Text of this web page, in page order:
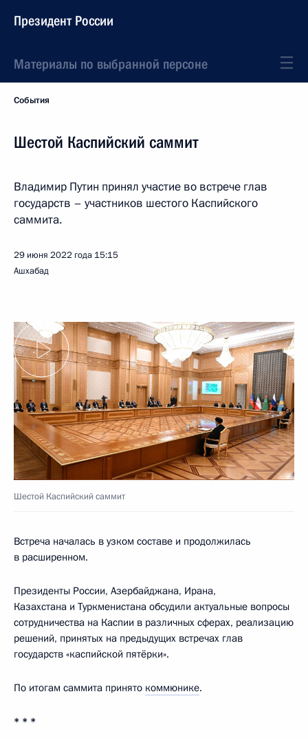
Президент России
Материалы по выбранной персоне
События
Шестой Каспийский саммит
Владимир Путин принял участие во встрече глав
государств – участников шестого Каспийского
саммита.
29 июня 2022 года 15:15
Ашхабад
Шестой Каспийский саммит
Встреча началась в узком составе и продолжилась
в расширенном.
Президенты России, Азербайджана, Ирана,
Казахстана и Туркменистана обсудили актуальные вопросы
сотрудничества на Каспии в различных сферах, реализацию
решений, принятых на предыдущих встречах глав
государств «каспийской пятёрки».
По итогам саммита принято коммюнике.
* * *